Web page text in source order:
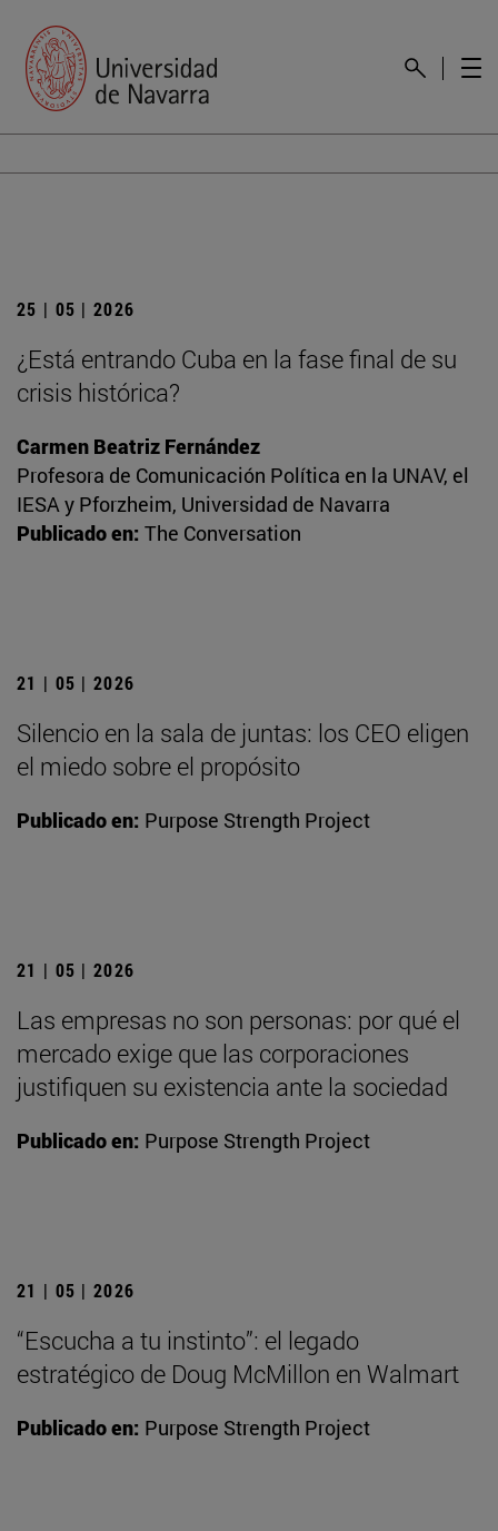
25 | 05 | 2026
¿Está entrando Cuba en la fase final de su
crisis histórica?
Carmen Beatriz Fernández
Profesora de Comunicación Política en la UNAV, el
IESA y Pforzheim, Universidad de Navarra
Publicado en: The Conversation
21 | 05 | 2026
Silencio en la sala de juntas: los CEO eligen
el miedo sobre el propósito
Publicado en: Purpose Strength Project
21 | 05 | 2026
Las empresas no son personas: por qué el
mercado exige que las corporaciones
justifiquen su existencia ante la sociedad
Publicado en: Purpose Strength Project
21 | 05 | 2026
“Escucha a tu instinto”: el legado
estratégico de Doug McMillon en Walmart
Publicado en: Purpose Strength Project